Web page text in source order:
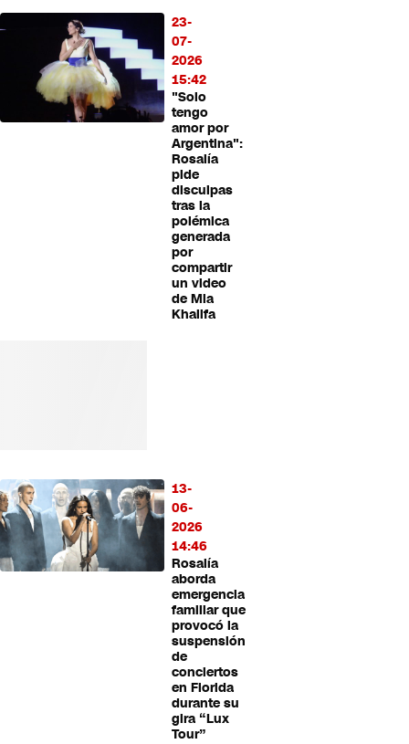
23-
07-
2026
15:42
"Solo
tengo
amor por
Argentina":
Rosalía
pide
disculpas
tras la
polémica
generada
por
compartir
un video
de Mia
Khalifa
13-
06-
2026
14:46
Rosalía
aborda
emergencia
familiar que
provocó la
suspensión
de
conciertos
en Florida
durante su
gira “Lux
Tour”